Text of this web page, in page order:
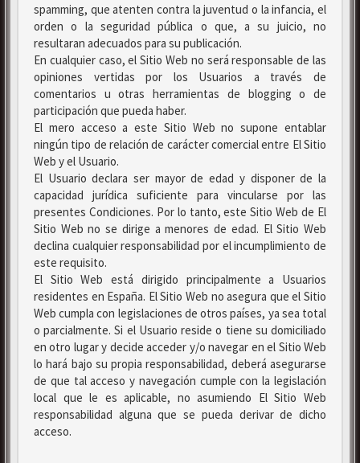
spamming, que atenten contra la juventud o la infancia, el
orden o la seguridad pública o que, a su juicio, no
resultaran adecuados para su publicación.
En cualquier caso, el Sitio Web no será responsable de las
opiniones vertidas por los Usuarios a través de
comentarios u otras herramientas de blogging o de
participación que pueda haber.
El mero acceso a este Sitio Web no supone entablar
ningún tipo de relación de carácter comercial entre El Sitio
Web y el Usuario.
El Usuario declara ser mayor de edad y disponer de la
capacidad jurídica suficiente para vincularse por las
presentes Condiciones. Por lo tanto, este Sitio Web de El
Sitio Web no se dirige a menores de edad. El Sitio Web
declina cualquier responsabilidad por el incumplimiento de
este requisito.
El Sitio Web está dirigido principalmente a Usuarios
residentes en España. El Sitio Web no asegura que el Sitio
Web cumpla con legislaciones de otros países, ya sea total
o parcialmente. Si el Usuario reside o tiene su domiciliado
en otro lugar y decide acceder y/o navegar en el Sitio Web
lo hará bajo su propia responsabilidad, deberá asegurarse
de que tal acceso y navegación cumple con la legislación
local que le es aplicable, no asumiendo El Sitio Web
responsabilidad alguna que se pueda derivar de dicho
acceso.